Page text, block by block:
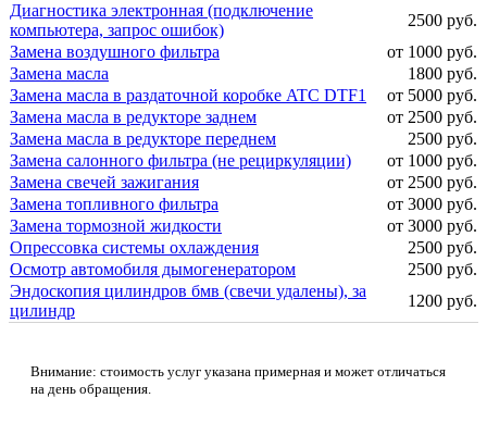
Диагностика электронная (подключение
компьютера, запрос ошибок)
2500 руб.
Замена воздушного фильтра
от 1000 руб.
Замена масла
1800 руб.
Замена масла в раздаточной коробке ATC DTF1
от 5000 руб.
Замена масла в редукторе заднем
от 2500 руб.
Замена масла в редукторе переднем
2500 руб.
Замена салонного фильтра (не рециркуляции)
от 1000 руб.
Замена свечей зажигания
от 2500 руб.
Замена топливного фильтра
от 3000 руб.
Замена тормозной жидкости
от 3000 руб.
Опрессовка системы охлаждения
2500 руб.
Осмотр автомобиля дымогенератором
2500 руб.
Эндоскопия цилиндров бмв (свечи удалены), за
цилиндр
1200 руб.
Внимание: стоимость услуг указана примерная и может отличаться
на день обращения.